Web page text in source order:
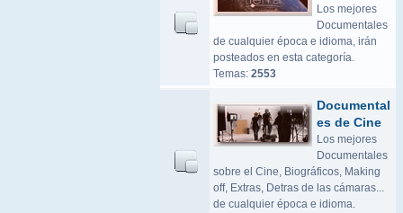
Los mejores
Documentales
de cualquier época e idioma, irán
posteados en esta categoría.
Temas: 2553
Documental
es de Cine
Los mejores
Documentales
sobre el Cine, Biográficos, Making
off, Extras, Detras de las cámaras...
de cualquier época e idioma.